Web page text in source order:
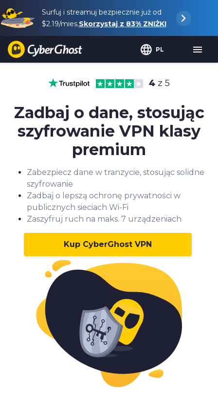
Surfuj i streamuj bezpiecznie już od
$2.19/mies.Skorzystaj z 83%ZNIŻKI
PL
4 z 5
Zadbaj o dane, stosując
szyfrowanie VPN klasy
premium
Zabezpiecz dane w tranzycie, stosując solidne
szyfrowanie
Zadbaj o lepszą ochronę prywatności w
publicznych sieciach Wi-Fi
Zaszyfruj ruch na maks. 7 urządzeniach
Kup CyberGhost VPN